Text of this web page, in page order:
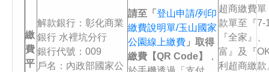
繳
費
平
解款銀行：彰化商業
銀行 水裡坑分行
銀行代號：009
戶名：內政部國家公
請至「 登山申請/列印
繳費說明單/玉山國家
公園線上繳費 」取得
繳費【QR Code】
，
超商繳費
款單⾄『7-
『全家』
富』及『
利超商繳款